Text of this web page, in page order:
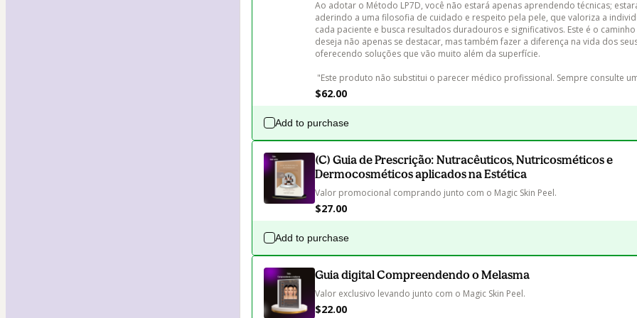
Ao adotar o Método LP7D, você não estará apenas aprendendo técnicas;
aderindo a uma filosofia de cuidado e respeito pela pele, que valoriza a
cada paciente e busca resultados duradouros e significativos. Este é o
deseja não apenas se destacar, mas também fazer a diferença na vida dos
oferecendo soluções que vão muito além da superfície.
"Este produto não substitui o parecer médico profissional. Sempre consulte
$62.00
Add to purchase
(C) Guia de Prescrição: Nutracêuticos, Nutricosméticos e
Dermocosméticos aplicados na Estética
Valor promocional comprando junto com o Magic Skin Peel.
$27.00
Add to purchase
Guia digital Compreendendo o Melasma
Valor exclusivo levando junto com o Magic Skin Peel.
$22.00